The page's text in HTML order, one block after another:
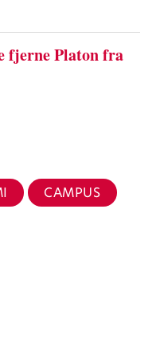
fjerne Platon fra
CAMPUS